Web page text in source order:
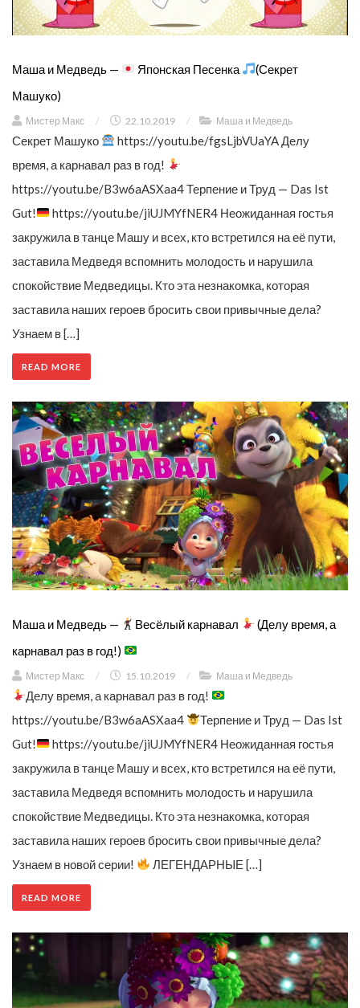
Маша и Медведь — Японская Песенка
(Секрет
Машуко)
Мистер Макс / 22.10.2019 / Маша и Медведь
Секрет Машуко
https://youtu.be/fgsLjbVUaYA Делу
время, а карнавал раз в год!
https://youtu.be/B3w6aASXaa4 Терпение и Труд — Das Ist
Gut!
https://youtu.be/jiUJMYfNER4 Неожиданная гостья
закружила в танце Машу и всех, кто встретился на её пути,
заставила Медведя вспомнить молодость и нарушила
спокойствие Медведицы. Кто эта незнакомка, которая
заставила наших героев бросить свои привычные дела?
Узнаем в […]
READ MORE
Маша и Медведь — Весёлый карнавал
(Делу время, а
карнавал раз в год!)
Мистер Макс / 15.10.2019 / Маша и Медведь
Делу время, а карнавал раз в год!
https://youtu.be/B3w6aASXaa4
Терпение и Труд — Das Ist
Gut!
https://youtu.be/jiUJMYfNER4 Неожиданная гостья
закружила в танце Машу и всех, кто встретился на её пути,
заставила Медведя вспомнить молодость и нарушила
спокойствие Медведицы. Кто эта незнакомка, которая
заставила наших героев бросить свои привычные дела?
Узнаем в новой серии!
ЛЕГЕНДАРНЫЕ […]
READ MORE